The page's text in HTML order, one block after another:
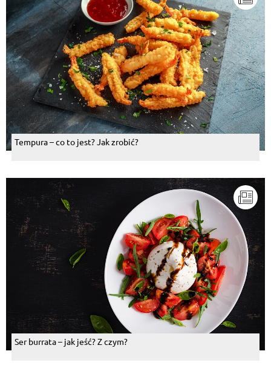
Tempura – co to jest? Jak zrobić?
Ser burrata – jak jeść? Z czym?